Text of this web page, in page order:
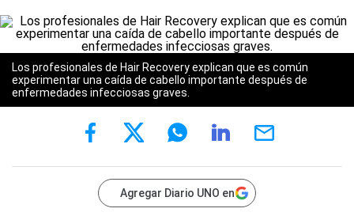
Los profesionales de Hair Recovery explican que es común
experimentar una caída de cabello importante después de
enfermedades infecciosas graves.
Agregar Diario UNO en